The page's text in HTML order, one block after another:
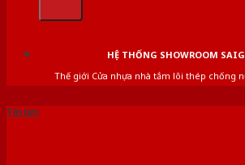
HỆ THỐNG SHOWROOM
Thế giới Cửa nhựa nhà tắm lõi thép chống
Tin tức